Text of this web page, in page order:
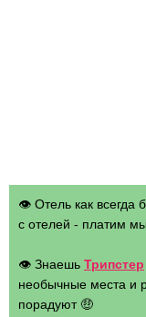
👁 Отель как всегда
с отелей - платим
👁 Знаешь Трипстер
необычные места и
порадуют 🤑